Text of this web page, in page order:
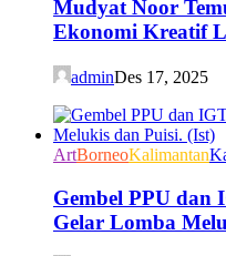
Mudyat Noor
Ekonomi Kreatif
adminDes 17, 2025
ArtBorneoKalimantan
Gembel PPU dan
Gelar Lomba